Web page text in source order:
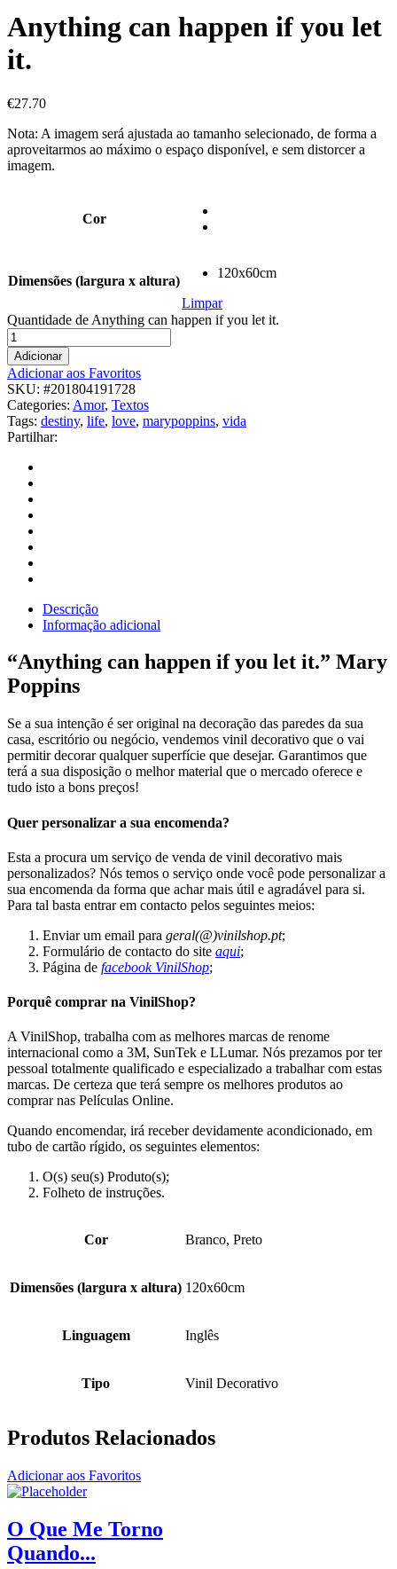
Anything can happen if you let
it.
€27.70
Nota: A imagem será ajustada ao tamanho selecionado, de forma a
aproveitarmos ao máximo o espaço disponível, e sem distorcer a
imagem.
Cor
Dimensões (largura x altura)
120x60cm
Limpar
Quantidade de Anything can happen if you let it.
Adicionar
Adicionar aos Favoritos
SKU: #201804191728
Categories: Amor, Textos
Tags: destiny, life, love, marypoppins, vida
Partilhar:
Descrição
Informação adicional
“Anything can happen if you let it.” Mary
Poppins
Se a sua intenção é ser original na decoração das paredes da sua
casa, escritório ou negócio, vendemos vinil decorativo que o vai
permitir decorar qualquer superfície que desejar. Garantimos que
terá a sua disposição o melhor material que o mercado oferece e
tudo isto a bons preços!
Quer personalizar a sua encomenda?
Esta a procura um serviço de venda de vinil decorativo mais
personalizados? Nós temos o serviço onde você pode personalizar a
sua encomenda da forma que achar mais útil e agradável para si.
Para tal basta entrar em contacto pelos seguintes meios:
Enviar um email para geral(@)vinilshop.pt;
Formulário de contacto do site aqui;
Página de facebook VinilShop;
Porquê comprar na VinilShop?
A VinilShop, trabalha com as melhores marcas de renome
internacional como a 3M, SunTek e LLumar. Nós prezamos por ter
pessoal totalmente qualificado e especializado a trabalhar com estas
marcas. De certeza que terá sempre os melhores produtos ao
comprar nas Películas Online.
Quando encomendar, irá receber devidamente acondicionado, em
tubo de cartão rígido, os seguintes elementos:
O(s) seu(s) Produto(s);
Folheto de instruções.
Cor Branco, Preto
Dimensões (largura x altura) 120x60cm
Linguagem Inglês
Tipo Vinil Decorativo
Produtos Relacionados
Adicionar aos Favoritos
O Que Me Torno
Quando...